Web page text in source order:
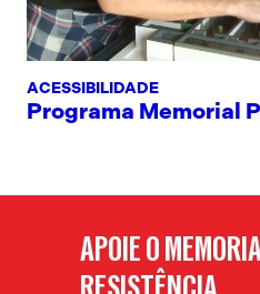
ACESSIBILIDADE
Programa Memorial
APOIE O